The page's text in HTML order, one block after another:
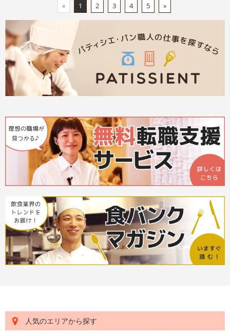
« 1 2 3 4 5 »
人気のエリアから探す